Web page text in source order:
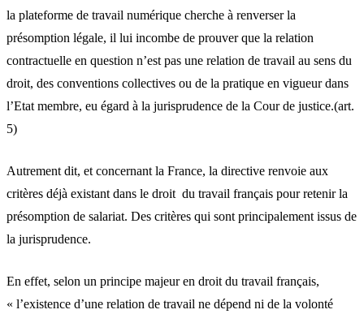
la plateforme de travail numérique cherche à renverser la
présomption légale, il lui incombe de prouver que la relation
contractuelle en question n’est pas une relation de travail au sens du
droit, des conventions collectives ou de la pratique en vigueur dans
l’Etat membre, eu égard à la jurisprudence de la Cour de justice.(art.
5)
Autrement dit, et concernant la France, la directive renvoie aux
critères déjà existant dans le droit du travail français pour retenir la
présomption de salariat. Des critères qui sont principalement issus de
la jurisprudence.
En effet, selon un principe majeur en droit du travail français,
« l’existence d’une relation de travail ne dépend ni de la volonté